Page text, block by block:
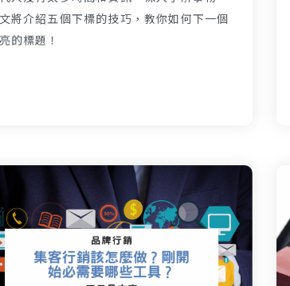
將介紹五個下標的技巧，教你如何下一個
的標題！